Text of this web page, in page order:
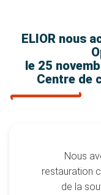
ELIOR nous
le 25
Centre de
Nous
restauration
de la